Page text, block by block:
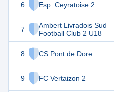
6 Esp. Ceyratoise 2
7
Ambert Livradois Sud
Football Club 2 U18
8 CS Pont de Dore
9 FC Vertaizon 2
12
11 9
7